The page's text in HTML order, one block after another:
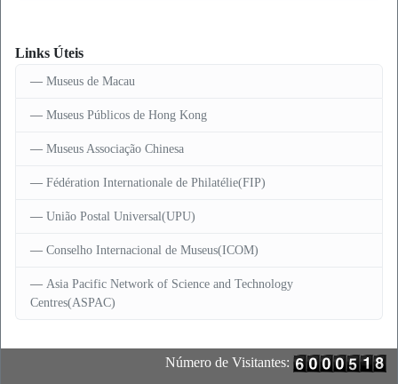
Links Úteis
Museus de Macau
Museus Públicos de Hong Kong
Museus Associação Chinesa
Fédération Internationale de Philatélie(FIP)
União Postal Universal(UPU)
Conselho Internacional de Museus(ICOM)
Asia Pacific Network of Science and Technology
Centres(ASPAC)
Número de Visitantes: